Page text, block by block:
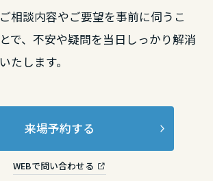
ご相談内容やご要望を事前に伺うこ
とで、不安や疑問を当日しっかり解消
いたします。
来場予約する
WEBで問い合わせる